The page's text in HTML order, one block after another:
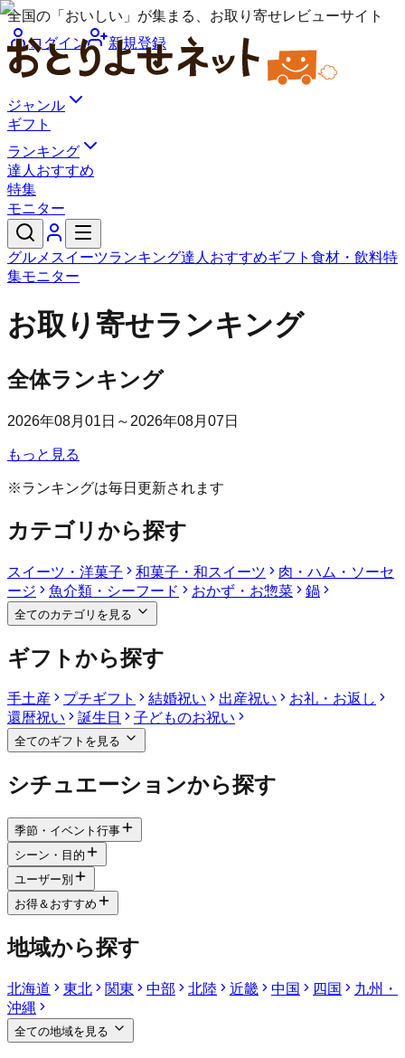
全国の「おいしい」が集まる、お取り寄せレビューサイト
ログイン
新規登録
ジャンル
ギフト
ランキング
達人おすすめ
特集
モニター
グルメ スイーツランキング達人おすすめギフト 食材・飲料特
集モニター
お取り寄せランキング
全体ランキング
2026年08月01日～2026年08月07日
もっと見る
※ランキングは毎日更新されます
カテゴリから探す
スイーツ・洋菓子 和菓子・和スイーツ
肉・ハム・ソーセ
ージ
魚介類・シーフード おかず・お惣菜 鍋
全てのカテゴリを見る
ギフトから探す
手土産 プチギフト 結婚祝い 出産祝い
お礼・お返し
還暦祝い
誕生日 子どものお祝い
全てのギフトを見る
シチュエーションから探す
季節・イベント行事
シーン・目的
ユーザー別
お得＆おすすめ
地域から探す
北海道 東北 関東 中部 北陸 近畿 中国 四国
九州・
沖縄
全ての地域を見る